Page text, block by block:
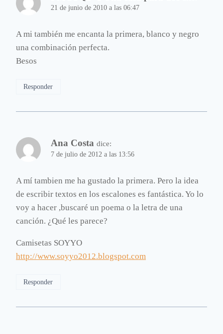
21 de junio de 2010 a las 06:47
A mi también me encanta la primera, blanco y negro
una combinación perfecta.
Besos
Responder
Ana Costa dice:
7 de julio de 2012 a las 13:56
A mí tambien me ha gustado la primera. Pero la idea
de escribir textos en los escalones es fantástica. Yo lo
voy a hacer ,buscaré un poema o la letra de una
canción. ¿Qué les parece?
Camisetas SOYYO
http://www.soyyo2012.blogspot.com
Responder